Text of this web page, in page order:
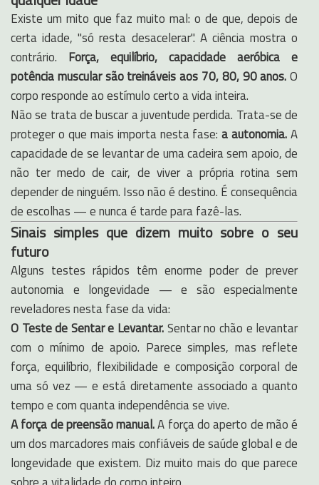
Existe um mito que faz muito mal: o de que, depois de
certa idade, "só resta desacelerar". A ciência mostra o
contrário. Força, equilíbrio, capacidade aeróbica e
potência muscular são treináveis aos 70, 80, 90 anos.O
corpo responde ao estímulo certo a vida inteira.
Não se trata de buscar a juventude perdida. Trata-se de
proteger o que mais importa nesta fase:a autonomia.A
capacidade de se levantar de uma cadeira sem apoio, de
não ter medo de cair, de viver a própria rotina sem
depender de ninguém. Isso não é destino. É consequência
de escolhas — e nunca é tarde para fazê-las.
Sinais simples que dizem muito sobre o seu
futuro
Alguns testes rápidos têm enorme poder de prever
autonomia e longevidade — e são especialmente
reveladores nesta fase da vida:
O Teste de Sentar e Levantar.Sentar no chão e levantar
com o mínimo de apoio. Parece simples, mas reflete
força, equilíbrio, flexibilidade e composição corporal de
uma só vez — e está diretamente associado a quanto
tempo e com quanta independência se vive.
A força de preensão manual.A força do aperto de mão é
um dos marcadores mais confiáveis de saúde global e de
longevidade que existem. Diz muito mais do que parece